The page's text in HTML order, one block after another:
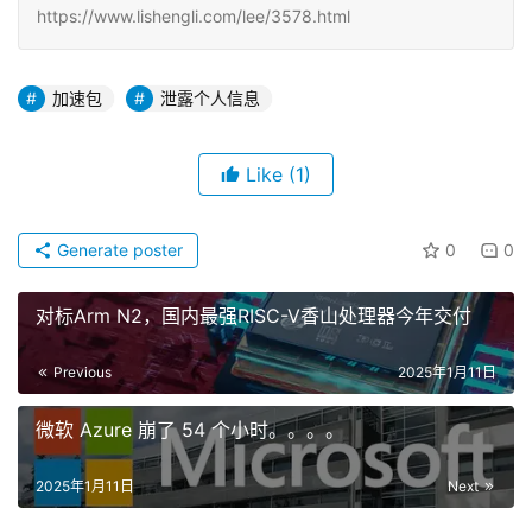
https://www.lishengli.com/lee/3578.html
加速包 泄露个人信息
Like (1)
0 0
Generate poster
对标Arm N2，国内最强RISC-V香山处理器今年交付
Previous 2025年1月11日
微软 Azure 崩了 54 个小时。。。。
Next
2025年1月11日